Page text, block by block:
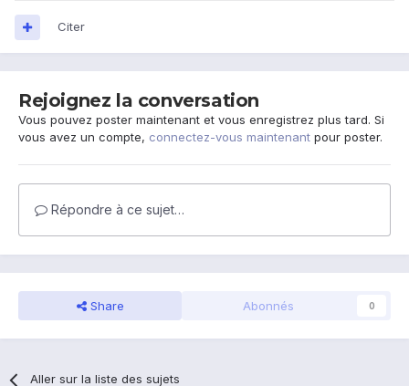
Citer
Rejoignez la conversation
Vous pouvez poster maintenant et vous enregistrez plus tard. Si
vous avez un compte, connectez-vous maintenant pour poster.
Répondre à ce sujet…
Share Abonnés 0
Aller sur la liste des sujets